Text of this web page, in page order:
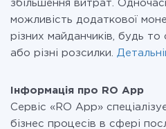
збільшення витрат.
можливість додаткової
різних майданчиків, будь то
або різні розсилки.
Інформація про RO App
Сервіс «RO App»
бізнес процесів в сфері